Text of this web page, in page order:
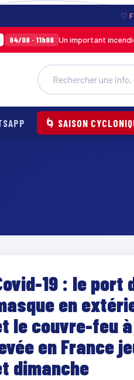
♡
· 11h06 Un important incendie
🌀 SAISON
19 : le port
en
le couvre-feu à
en France
dimanche